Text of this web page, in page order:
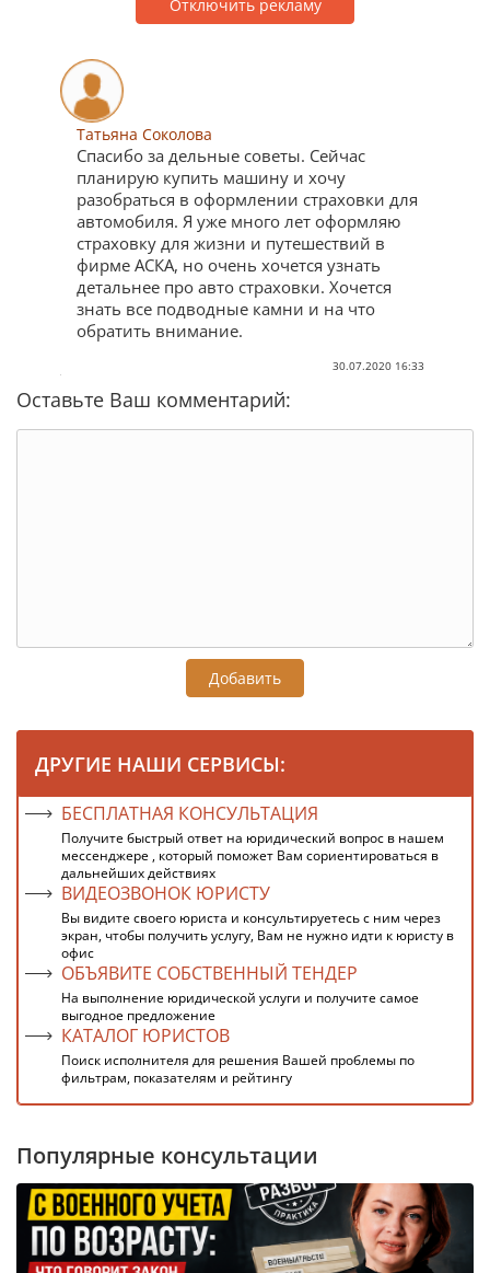
Отключить рекламу
Татьяна Соколова
Спасибо за дельные советы. Сейчас
планирую купить машину и хочу
разобраться в оформлении страховки для
автомобиля. Я уже много лет оформляю
страховку для жизни и путешествий в
фирме АСКА, но очень хочется узнать
детальнее про авто страховки. Хочется
знать все подводные камни и на что
обратить внимание.
30.07.2020 16:33
Оставьте Ваш комментарий:
Добавить
ДРУГИЕ НАШИ СЕРВИСЫ:
БЕСПЛАТНАЯ КОНСУЛЬТАЦИЯ
Получите быстрый ответ на юридический вопрос в нашем
мессенджере , который поможет Вам сориентироваться в
дальнейших действиях
ВИДЕОЗВОНОК ЮРИСТУ
Вы видите своего юриста и консультируетесь с ним через
экран, чтобы получить услугу, Вам не нужно идти к юристу в
офис
ОБЪЯВИТЕ СОБСТВЕННЫЙ ТЕНДЕР
На выполнение юридической услуги и получите самое
выгодное предложение
КАТАЛОГ ЮРИСТОВ
Поиск исполнителя для решения Вашей проблемы по
фильтрам, показателям и рейтингу
Популярные консультации